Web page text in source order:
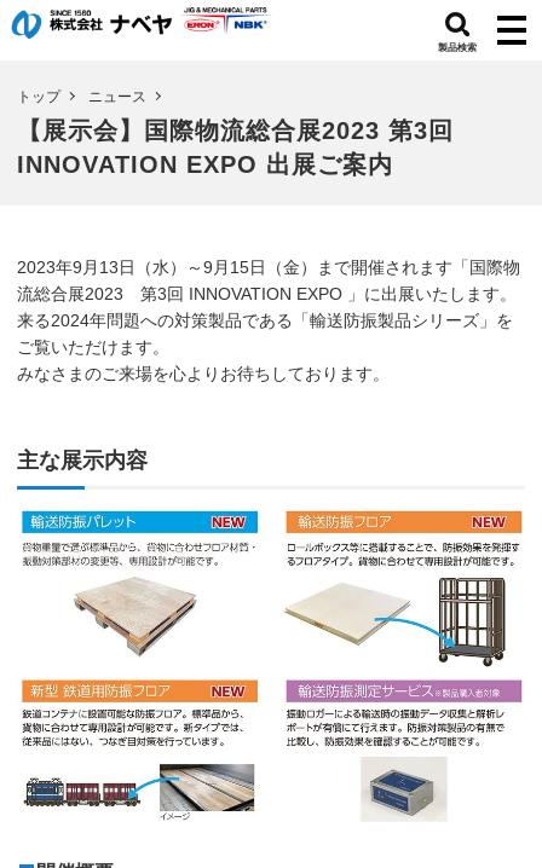
製品検索
トップ ニュース
【展示会】国際物流総合展2023 第3回
INNOVATION EXPO 出展ご案内
2023年9月13日（水）～9月15日（金）まで開催されます「国際物
流総合展2023 第3回 INNOVATION EXPO 」に出展いたします。
来る2024年問題への対策製品である「輸送防振製品シリーズ」を
ご覧いただけます。
みなさまのご来場を心よりお待ちしております。
主な展示内容